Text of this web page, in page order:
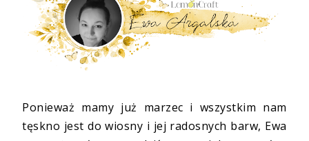
Ponieważ mamy już marzec i wszystkim nam
tęskno jest do wiosny i jej radosnych barw, Ewa